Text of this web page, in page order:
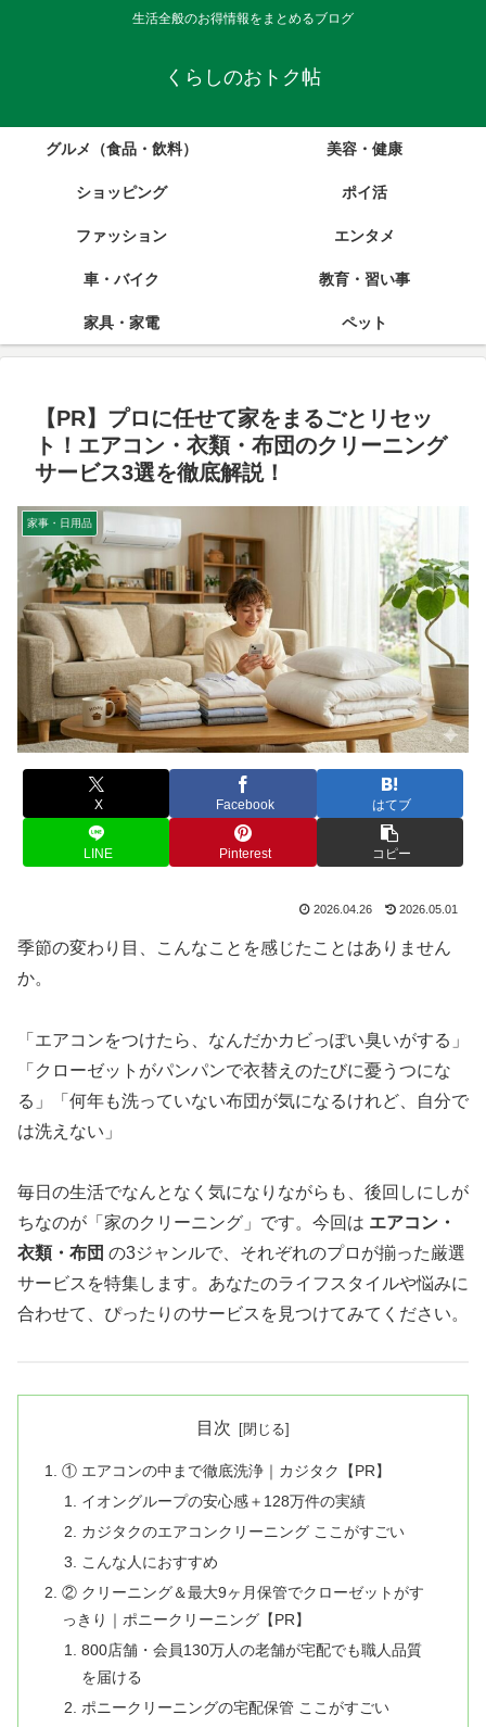
生活全般のお得情報をまとめるブログ
くらしのおトク帖
グルメ（食品・飲料） 美容・健康
ショッピング ポイ活
ファッション エンタメ
車・バイク 教育・習い事
家具・家電 ペット
【PR】プロに任せて家をまるごとリセッ
ト！エアコン・衣類・布団のクリーニング
サービス3選を徹底解説！
家事・日用品
X Facebook はてブ
LINE Pinterest コピー
2026.04.26 2026.05.01
季節の変わり目、こんなことを感じたことはありません
か。
「エアコンをつけたら、なんだかカビっぽい臭いがする」
「クローゼットがパンパンで衣替えのたびに憂うつにな
る」「何年も洗っていない布団が気になるけれど、自分で
は洗えない」
毎日の生活でなんとなく気になりながらも、後回しにしが
ちなのが「家のクリーニング」です。今回は エアコン・
衣類・布団 の3ジャンルで、それぞれのプロが揃った厳選
サービスを特集します。あなたのライフスタイルや悩みに
合わせて、ぴったりのサービスを見つけてみてください。
目次
① エアコンの中まで徹底洗浄｜カジタク【PR】
イオングループの安心感＋128万件の実績
カジタクのエアコンクリーニング ここがすごい
こんな人におすすめ
② クリーニング＆最大9ヶ月保管でクローゼットがす
っきり｜ポニークリーニング【PR】
800店舗・会員130万人の老舗が宅配でも職人品質
を届ける
ポニークリーニングの宅配保管 ここがすごい